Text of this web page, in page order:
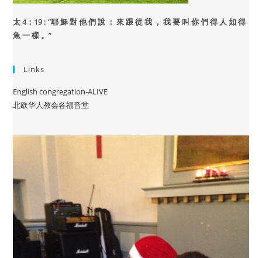
太 4：19 : “耶 穌 對 他 們 說 ： 來 跟 從 我 ， 我 要 叫 你 們 得 人 如 得
魚 一 樣 。”
Links
English congregation-ALIVE
北欧华人教会各福音堂